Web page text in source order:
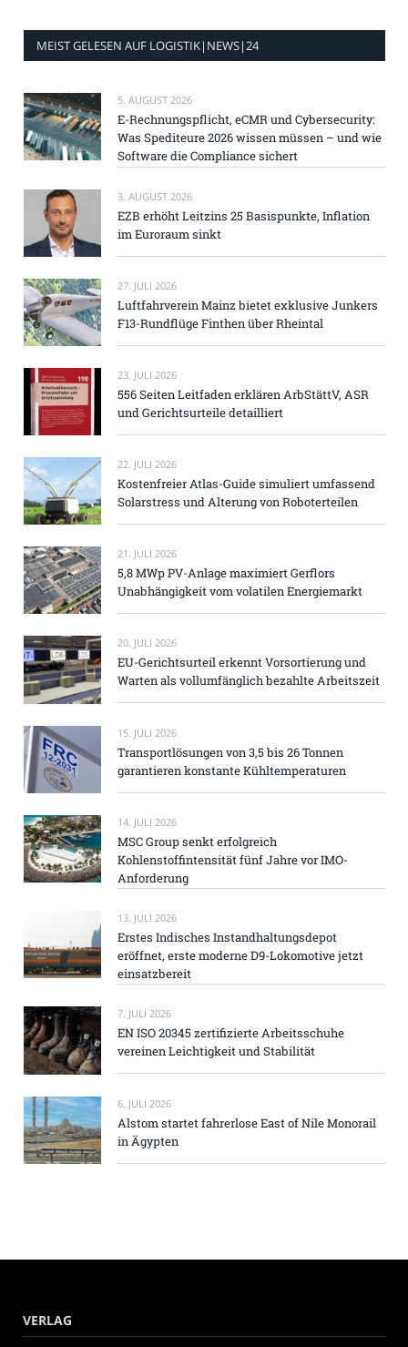
MEIST GELESEN AUF LOGISTIK|NEWS|24
5. AUGUST 2026
E-Rechnungspflicht, eCMR und Cybersecurity:
Was Spediteure 2026 wissen müssen – und wie
Software die Compliance sichert
3. AUGUST 2026
EZB erhöht Leitzins 25 Basispunkte, Inflation
im Euroraum sinkt
27. JULI 2026
Luftfahrverein Mainz bietet exklusive Junkers
F13-Rundflüge Finthen über Rheintal
23. JULI 2026
556 Seiten Leitfaden erklären ArbStättV, ASR
und Gerichtsurteile detailliert
22. JULI 2026
Kostenfreier Atlas-Guide simuliert umfassend
Solarstress und Alterung von Roboterteilen
21. JULI 2026
5,8 MWp PV-Anlage maximiert Gerflors
Unabhängigkeit vom volatilen Energiemarkt
20. JULI 2026
EU-Gerichtsurteil erkennt Vorsortierung und
Warten als vollumfänglich bezahlte Arbeitszeit
15. JULI 2026
Transportlösungen von 3,5 bis 26 Tonnen
garantieren konstante Kühltemperaturen
14. JULI 2026
MSC Group senkt erfolgreich
Kohlenstoffintensität fünf Jahre vor IMO-
Anforderung
13. JULI 2026
Erstes Indisches Instandhaltungsdepot
eröffnet, erste moderne D9-Lokomotive jetzt
einsatzbereit
7. JULI 2026
EN ISO 20345 zertifizierte Arbeitsschuhe
vereinen Leichtigkeit und Stabilität
6. JULI 2026
Alstom startet fahrerlose East of Nile Monorail
in Ägypten
VERLAG